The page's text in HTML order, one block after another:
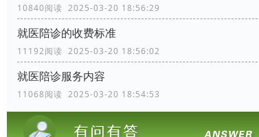
10840阅读 2025-03-20 18:56:29
就医陪诊的收费标准
11192阅读 2025-03-20 18:56:02
就医陪诊服务内容
11068阅读 2025-03-20 18:54:53